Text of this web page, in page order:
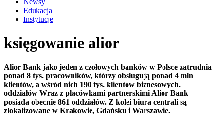
Newsy
Edukacja
Instytucje
księgowanie alior
Alior Bank jako jeden z czołowych banków w Polsce zatrudnia
ponad 8 tys. pracowników, którzy obsługują ponad 4 mln
klientów, a wśród nich 190 tys. klientów biznesowych.
oddziałów Wraz z placówkami partnerskimi Alior Bank
posiada obecnie 861 oddziałów. Z kolei biura centrali są
zlokalizowane w Krakowie, Gdańsku i Warszawie.